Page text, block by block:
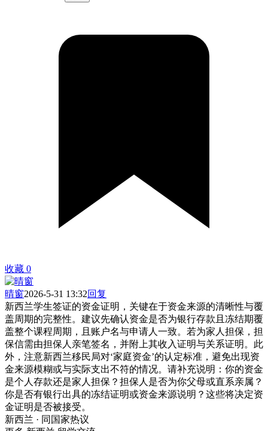
收藏 0
晴窗2026-5-31 13:32回复
新西兰学生签证的资金证明，关键在于资金来源的清晰性与覆
盖周期的完整性。建议先确认资金是否为银行存款且冻结期覆
盖整个课程周期，且账户名与申请人一致。若为家人担保，担
保信需由担保人亲笔签名，并附上其收入证明与关系证明。此
外，注意新西兰移民局对‘家庭资金’的认定标准，避免出现资
金来源模糊或与实际支出不符的情况。请补充说明：你的资金
是个人存款还是家人担保？担保人是否为你父母或直系亲属？
你是否有银行出具的冻结证明或资金来源说明？这些将决定资
金证明是否被接受。
新西兰 · 同国家热议